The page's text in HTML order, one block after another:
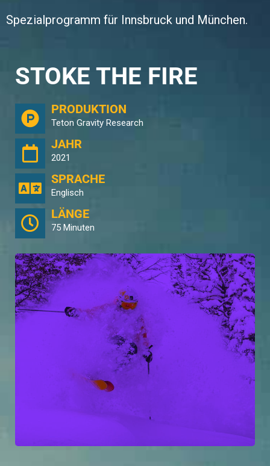
Spezialprogramm für Innsbruck und München.
STOKE THE FIRE
PRODUKTION
Teton Gravity Research
JAHR
2021
SPRACHE
Englisch
LÄNGE
75 Minuten
von TGR erforscht die Entwicklung unserer Athleten im
Skisport und die pure Freude, die sich aus diesem Prozess manifestiert.
Der Stoke bedeutet für verschiedene Menschen unterschiedliche Dinge, je
nachdem, wo sie sich in ihrer Entwicklung befinden.
Mehr lesen